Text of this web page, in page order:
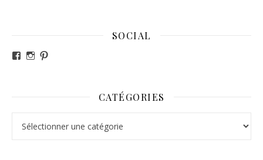
SOCIAL
Voir le profil de revesdefripouilles sur Facebook
Voir le profil de claire_revesdefripouilles sur
CATÉGORIES